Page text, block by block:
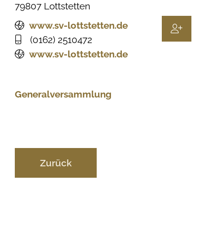
79807 Lottstetten
www.sv-lottstetten.de
(0162) 2510472
www.sv-lottstetten.de
Generalversammlung
Zurück